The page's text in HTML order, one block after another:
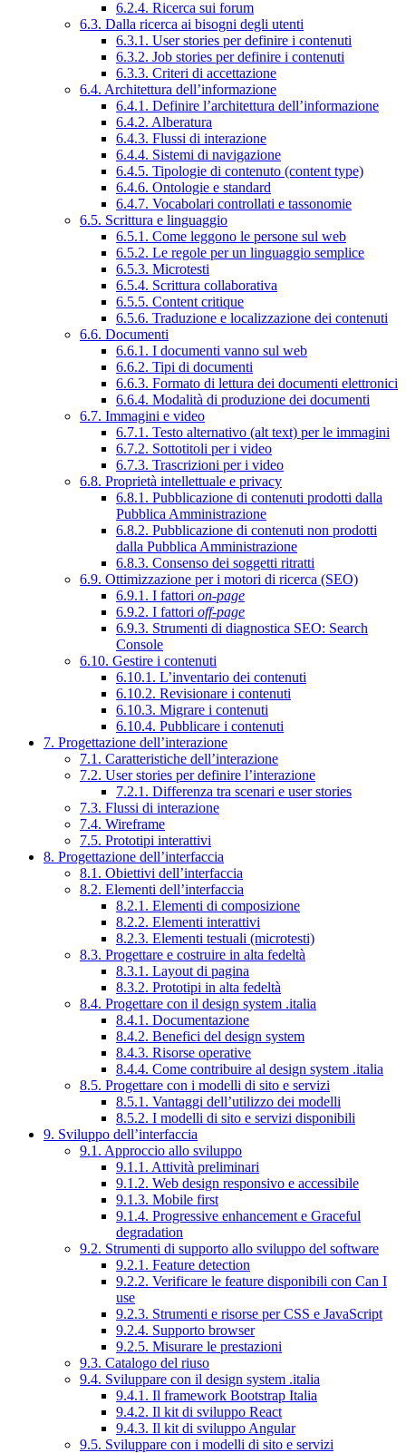
6.2.4. Ricerca sui forum
6.3. Dalla ricerca ai bisogni degli utenti
6.3.1. User stories per definire i contenuti
6.3.2. Job stories per definire i contenuti
6.3.3. Criteri di accettazione
6.4. Architettura dell’informazione
6.4.1. Definire l’architettura dell’informazione
6.4.2. Alberatura
6.4.3. Flussi di interazione
6.4.4. Sistemi di navigazione
6.4.5. Tipologie di contenuto (content type)
6.4.6. Ontologie e standard
6.4.7. Vocabolari controllati e tassonomie
6.5. Scrittura e linguaggio
6.5.1. Come leggono le persone sul web
6.5.2. Le regole per un linguaggio semplice
6.5.3. Microtesti
6.5.4. Scrittura collaborativa
6.5.5. Content critique
6.5.6. Traduzione e localizzazione dei contenuti
6.6. Documenti
6.6.1. I documenti vanno sul web
6.6.2. Tipi di documenti
6.6.3. Formato di lettura dei documenti elettronici
6.6.4. Modalità di produzione dei documenti
6.7. Immagini e video
6.7.1. Testo alternativo (alt text) per le immagini
6.7.2. Sottotitoli per i video
6.7.3. Trascrizioni per i video
6.8. Proprietà intellettuale e privacy
6.8.1. Pubblicazione di contenuti prodotti dalla
Pubblica Amministrazione
6.8.2. Pubblicazione di contenuti non prodotti
dalla Pubblica Amministrazione
6.8.3. Consenso dei soggetti ritratti
6.9. Ottimizzazione per i motori di ricerca (SEO)
6.9.1. I fattori on-page
6.9.2. I fattori off-page
6.9.3. Strumenti di diagnostica SEO: Search
Console
6.10. Gestire i contenuti
6.10.1. L’inventario dei contenuti
6.10.2. Revisionare i contenuti
6.10.3. Migrare i contenuti
6.10.4. Pubblicare i contenuti
7. Progettazione dell’interazione
7.1. Caratteristiche dell’interazione
7.2. User stories per definire l’interazione
7.2.1. Differenza tra scenari e user stories
7.3. Flussi di interazione
7.4. Wireframe
7.5. Prototipi interattivi
8. Progettazione dell’interfaccia
8.1. Obiettivi dell’interfaccia
8.2. Elementi dell’interfaccia
8.2.1. Elementi di composizione
8.2.2. Elementi interattivi
8.2.3. Elementi testuali (microtesti)
8.3. Progettare e costruire in alta fedeltà
8.3.1. Layout di pagina
8.3.2. Prototipi in alta fedeltà
8.4. Progettare con il design system .italia
8.4.1. Documentazione
8.4.2. Benefici del design system
8.4.3. Risorse operative
8.4.4. Come contribuire al design system .italia
8.5. Progettare con i modelli di sito e servizi
8.5.1. Vantaggi dell’utilizzo dei modelli
8.5.2. I modelli di sito e servizi disponibili
9. Sviluppo dell’interfaccia
9.1. Approccio allo sviluppo
9.1.1. Attività preliminari
9.1.2. Web design responsivo e accessibile
9.1.3. Mobile first
9.1.4. Progressive enhancement e Graceful
degradation
9.2. Strumenti di supporto allo sviluppo del software
9.2.1. Feature detection
9.2.2. Verificare le feature disponibili con Can I
use
9.2.3. Strumenti e risorse per CSS e JavaScript
9.2.4. Supporto browser
9.2.5. Misurare le prestazioni
9.3. Catalogo del riuso
9.4. Sviluppare con il design system .italia
9.4.1. Il framework Bootstrap Italia
9.4.2. Il kit di sviluppo React
9.4.3. Il kit di sviluppo Angular
9.5. Sviluppare con i modelli di sito e servizi